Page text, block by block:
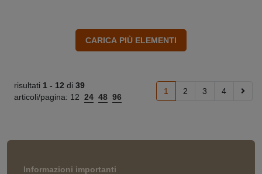
risultati 1 - 12 di 39
articoli/pagina: 12 24 48 96
1 2 3 4
Informazioni importanti